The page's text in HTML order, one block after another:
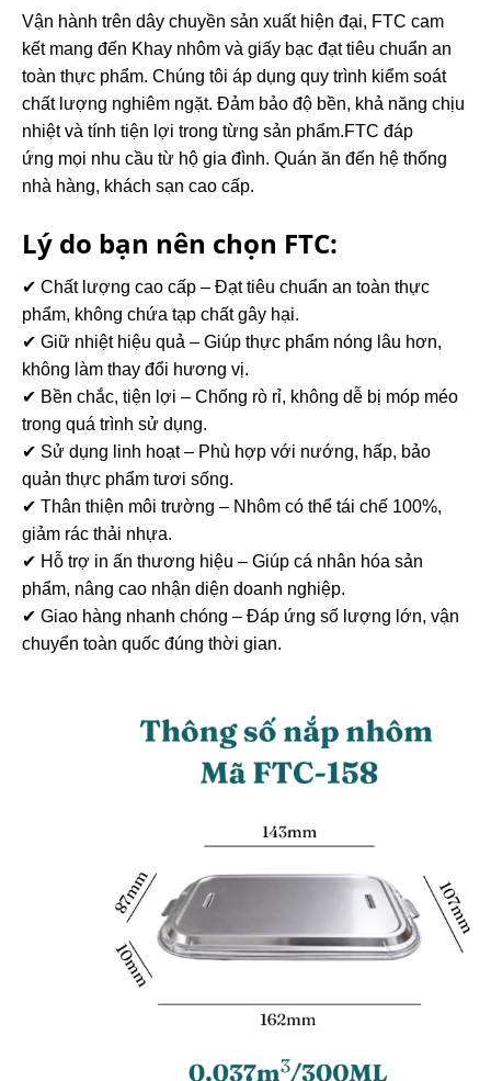
Vận hành trên dây chuyền sản xuất hiện đại, FTC cam
kết mang đến Khay nhôm và giấy bạc đạt tiêu chuẩn an
toàn thực phẩm. Chúng tôi áp dụng quy trình kiểm soát
chất lượng nghiêm ngặt. Đảm bảo độ bền, khả năng chịu
nhiệt và tính tiện lợi trong từng sản phẩm.FTC đáp
ứng mọi nhu cầu từ hộ gia đình. Quán ăn đến hệ thống
nhà hàng, khách sạn cao cấp.
Lý do bạn nên chọn FTC:
✔ Chất lượng cao cấp – Đạt tiêu chuẩn an toàn thực
phẩm, không chứa tạp chất gây hại.
✔ Giữ nhiệt hiệu quả – Giúp thực phẩm nóng lâu hơn,
không làm thay đổi hương vị.
✔ Bền chắc, tiện lợi – Chống rò rỉ, không dễ bị móp méo
trong quá trình sử dụng.
✔ Sử dụng linh hoạt – Phù hợp với nướng, hấp, bảo
quản thực phẩm tươi sống.
✔ Thân thiện môi trường – Nhôm có thể tái chế 100%,
giảm rác thải nhựa.
✔ Hỗ trợ in ấn thương hiệu – Giúp cá nhân hóa sản
phẩm, nâng cao nhận diện doanh nghiệp.
✔ Giao hàng nhanh chóng – Đáp ứng số lượng lớn, vận
chuyển toàn quốc đúng thời gian.